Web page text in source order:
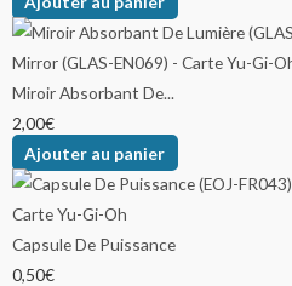
Miroir Absorbant De...
2,00€
Ajouter au panier
Capsule De Puissance
0,50€